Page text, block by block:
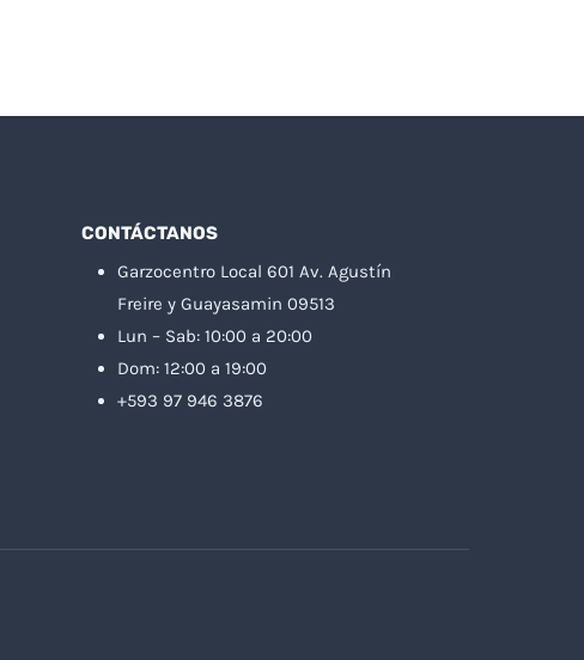
CONTÁCTANOS
Garzocentro Local 601 Av. Agustín
Freire y Guayasamin 09513
Lun – Sab: 10:00 a 20:00
Dom: 12:00 a 19:00
+593 97 946 3876